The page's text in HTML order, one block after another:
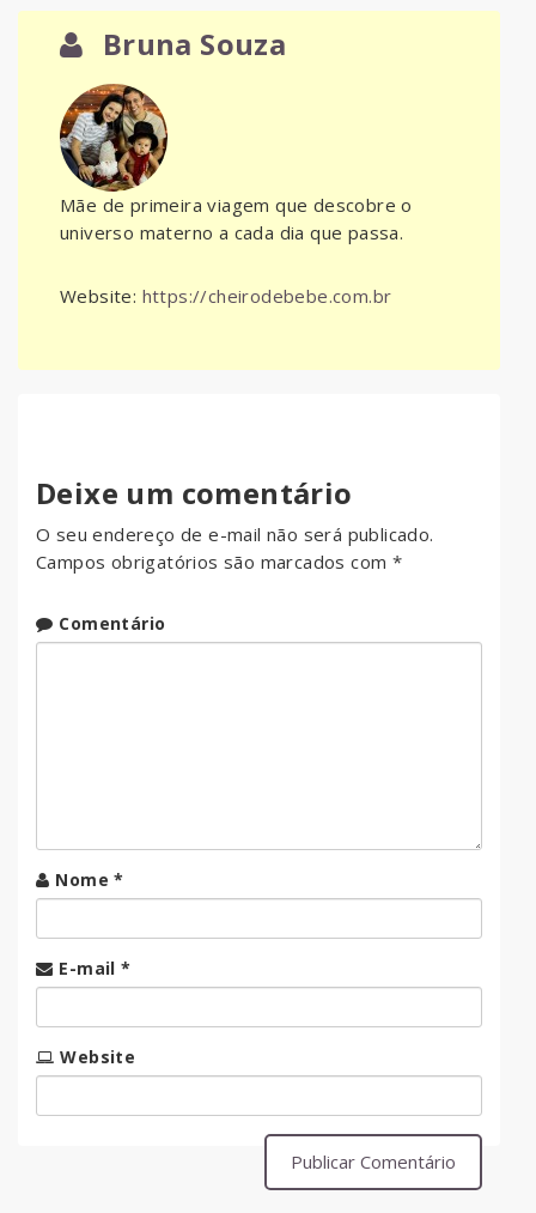
Bruna Souza
Mãe de primeira viagem que descobre o
universo materno a cada dia que passa.
Website: https://cheirodebebe.com.br
Deixe um comentário
O seu endereço de e-mail não será publicado.
Campos obrigatórios são marcados com *
Comentário
Nome *
E-mail *
Website